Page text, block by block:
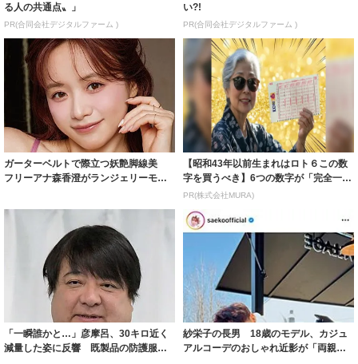
る人の共通点〟」
PR(合同会社デジタルファーム )
い?!
PR(合同会社デジタルファーム )
ガーターベルトで際立つ妖艶脚線美
フリーアナ森香澄がランジェリーモデ
【昭和43年以前生まれはロト６この数
字を買うべき】6つの数字が「完全一
致」する方...
PR(株式会社MURA)
「一瞬誰かと…」彦摩呂、30キロ近く
減量した姿に反響 既製品の防護服が
紗栄子の長男 18歳のモデル、カジュ
アルコーデのおしゃれ近影が「両親の